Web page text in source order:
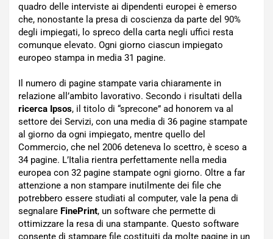
quadro delle interviste ai dipendenti europei è emerso
che, nonostante la presa di coscienza da parte del 90%
degli impiegati, lo spreco della carta negli uffici resta
comunque elevato. Ogni giorno ciascun impiegato
europeo stampa in media 31 pagine.
Il numero di pagine stampate varia chiaramente in
relazione all’ambito lavorativo. Secondo i risultati della
ricerca Ipsos, il titolo di “sprecone” ad honorem va al
settore dei Servizi, con una media di 36 pagine stampate
al giorno da ogni impiegato, mentre quello del
Commercio, che nel 2006 deteneva lo scettro, è sceso a
34 pagine. L’Italia rientra perfettamente nella media
europea con 32 pagine stampate ogni giorno. Oltre a far
attenzione a non stampare inutilmente dei file che
potrebbero essere studiati al computer, vale la pena di
segnalare FinePrint, un software che permette di
ottimizzare la resa di una stampante. Questo software
consente di stampare file costituiti da molte pagine in un